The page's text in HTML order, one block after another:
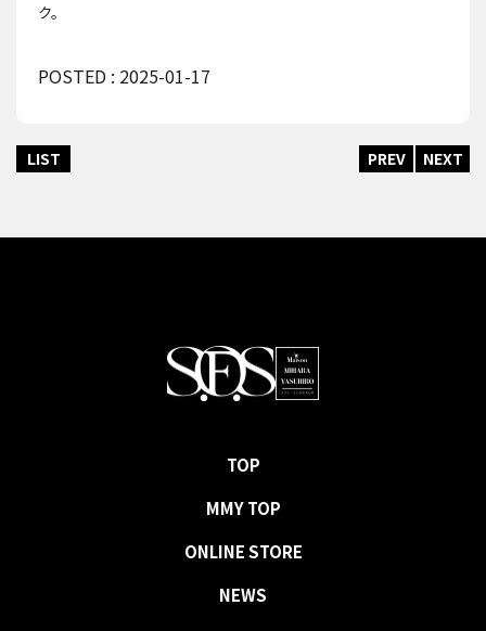
ク。
POSTED : 2025-01-17
LIST PREV NEXT
TOP
MMY TOP
ONLINE STORE
NEWS